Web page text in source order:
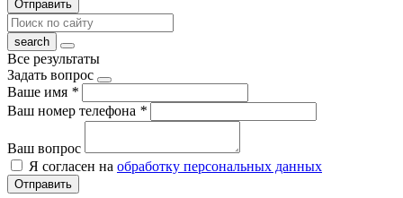
Отправить
Все результаты
Задать вопрос
Ваше имя *
Ваш номер телефона *
Ваш вопрос
Я согласен на обработку персональных данных
Отправить